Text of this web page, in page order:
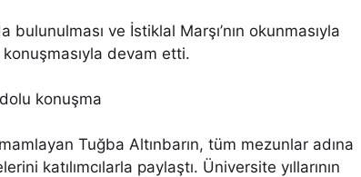
bulunulması ve İstiklal Marşı’nın okunmasıyla
devam etti.
konuşma
Tuğba Altınbarın, tüm mezunlar adına
katılımcılarla paylaştı. Üniversite yıllarının